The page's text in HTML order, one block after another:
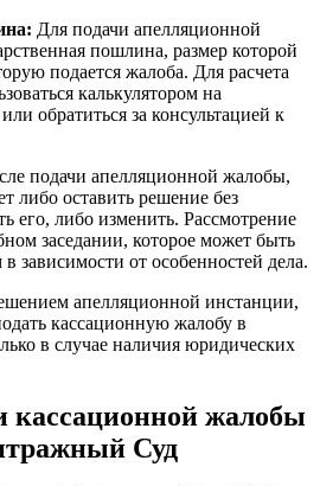
Для подачи апелляционной
пошлина, размер которой
подается жалоба. Для расчета
калькулятором на
обратиться за консультацией к
подачи апелляционной жалобы,
либо оставить решение без
его, либо изменить. Рассмотрение
заседании, которое может быть
зависимости от особенностей дела.
апелляционной инстанции,
кассационную жалобу в
в случае наличия юридических
кассационной жалобы
Суд